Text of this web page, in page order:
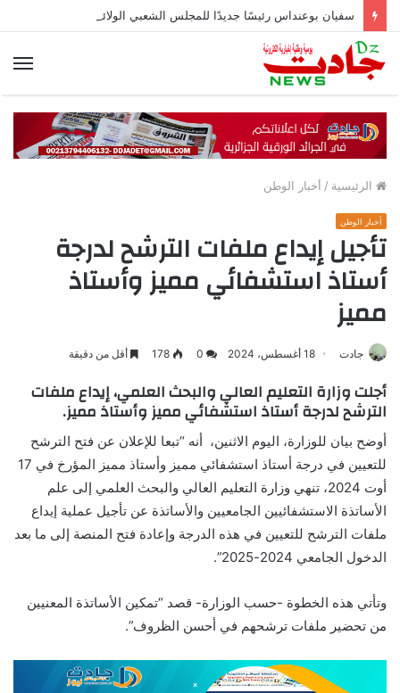
الرئيسية / أخبار الوطن
أخبار الوطن
تأجيل إيداع ملفات الترشح لدرجة
أستاذ استشفائي مميز وأستاذ
مميز
جادت 18 أغسطس، 2024 0
178 أقل من دقيقة
أجلت وزارة التعليم العالي والبحث العلمي، إيداع ملفات
الترشح لدرجة أستاذ استشفائي مميز وأستاذ مميز.
أوضح بيان للوزارة، اليوم الاثنين، أنه “تبعا للإعلان عن فتح الترشح
للتعيين في درجة أستاذ استشفائي مميز وأستاذ مميز المؤرخ في 17
أوت 2024، تنهي وزارة التعليم العالي والبحث العلمي إلى علم
الأساتذة الاستشفائيين الجامعيين والأساتذة عن تأجيل عملية إيداع
ملفات الترشح للتعيين في هذه الدرجة وإعادة فتح المنصة إلى ما بعد
الدخول الجامعي 2024-2025”.
وتأتي هذه الخطوة -حسب الوزارة- قصد “تمكين الأساتذة المعنيين
من تحضير ملفات ترشحهم في أحسن الظروف”.